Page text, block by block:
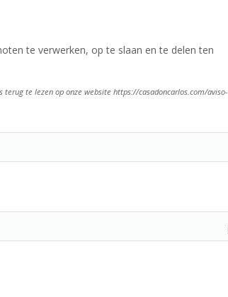
te verwerken, op te slaan en te delen ten
terug te lezen op onze website https://casadoncarlos.com/aviso-